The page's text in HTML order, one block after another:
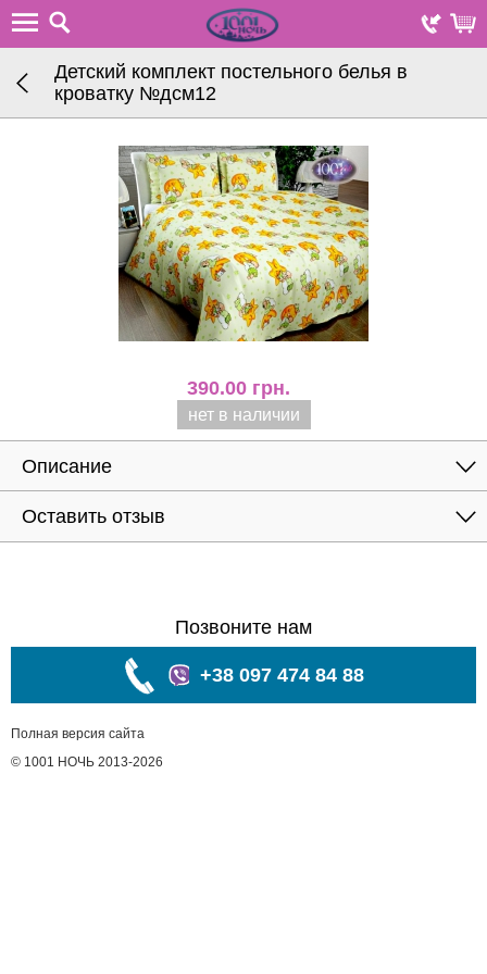
Детский комплект постельного белья в
кроватку №дсм12
390.00 грн.
нет в наличии
Описание
Оставить отзыв
Позвоните нам
+38 097 474 84 88
Полная версия сайта
© 1001 НОЧЬ 2013-2026